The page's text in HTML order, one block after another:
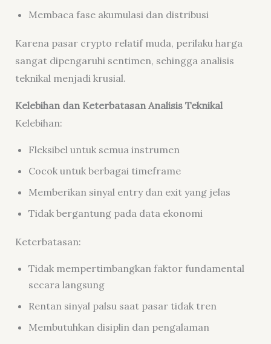
Membaca fase akumulasi dan distribusi
Karena pasar crypto relatif muda, perilaku harga
sangat dipengaruhi sentimen, sehingga analisis
teknikal menjadi krusial.
Kelebihan dan Keterbatasan Analisis Teknikal
Kelebihan:
Fleksibel untuk semua instrumen
Cocok untuk berbagai timeframe
Memberikan sinyal entry dan exit yang jelas
Tidak bergantung pada data ekonomi
Keterbatasan:
Tidak mempertimbangkan faktor fundamental
secara langsung
Rentan sinyal palsu saat pasar tidak tren
Membutuhkan disiplin dan pengalaman